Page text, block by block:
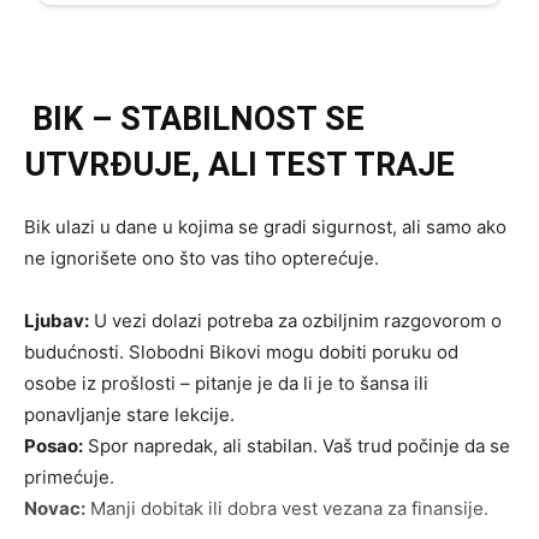
BIK – STABILNOST SE
UTVRĐUJE, ALI TEST TRAJE
Bik ulazi u dane u kojima se gradi sigurnost, ali samo ako
ne ignorišete ono što vas tiho opterećuje.
Ljubav: U vezi dolazi potreba za ozbiljnim razgovorom o
budućnosti. Slobodni Bikovi mogu dobiti poruku od
osobe iz prošlosti – pitanje je da li je to šansa ili
ponavljanje stare lekcije.
Posao: Spor napredak, ali stabilan. Vaš trud počinje da se
primećuje.
Novac: Manji dobitak ili dobra vest vezana za finansije.